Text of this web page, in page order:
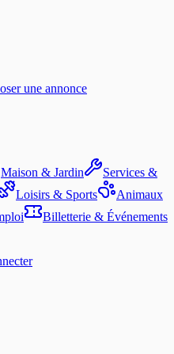
une annonce
Maison & Jardin
Services &
Loisirs & Sports
Animaux
Billetterie & Événements